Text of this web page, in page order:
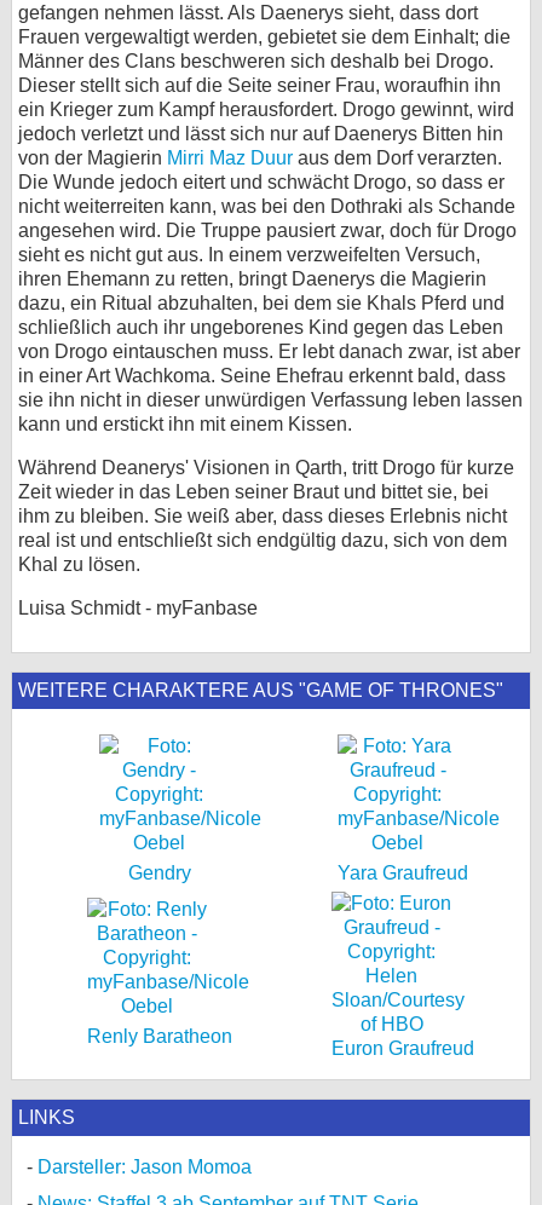
gefangen nehmen lässt. Als Daenerys sieht, dass dort
Frauen vergewaltigt werden, gebietet sie dem Einhalt; die
Männer des Clans beschweren sich deshalb bei Drogo.
Dieser stellt sich auf die Seite seiner Frau, woraufhin ihn
ein Krieger zum Kampf herausfordert. Drogo gewinnt, wird
jedoch verletzt und lässt sich nur auf Daenerys Bitten hin
von der Magierin Mirri Maz Duur aus dem Dorf verarzten.
Die Wunde jedoch eitert und schwächt Drogo, so dass er
nicht weiterreiten kann, was bei den Dothraki als Schande
angesehen wird. Die Truppe pausiert zwar, doch für Drogo
sieht es nicht gut aus. In einem verzweifelten Versuch,
ihren Ehemann zu retten, bringt Daenerys die Magierin
dazu, ein Ritual abzuhalten, bei dem sie Khals Pferd und
schließlich auch ihr ungeborenes Kind gegen das Leben
von Drogo eintauschen muss. Er lebt danach zwar, ist aber
in einer Art Wachkoma. Seine Ehefrau erkennt bald, dass
sie ihn nicht in dieser unwürdigen Verfassung leben lassen
kann und erstickt ihn mit einem Kissen.
Während Deanerys' Visionen in Qarth, tritt Drogo für kurze
Zeit wieder in das Leben seiner Braut und bittet sie, bei
ihm zu bleiben. Sie weiß aber, dass dieses Erlebnis nicht
real ist und entschließt sich endgültig dazu, sich von dem
Khal zu lösen.
Luisa Schmidt - myFanbase
WEITERE CHARAKTERE AUS "GAME OF THRONES"
Gendry Yara Graufreud
Renly Baratheon
Euron Graufreud
LINKS
Darsteller: Jason Momoa